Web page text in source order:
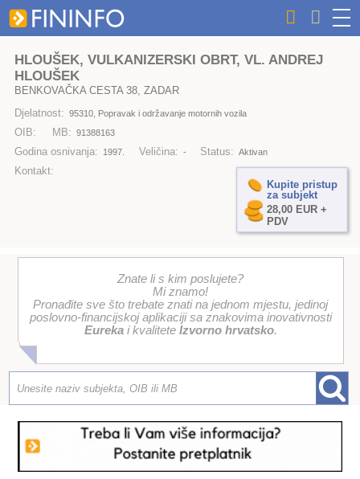
HLOUŠEK, VULKANIZERSKI OBRT, VL. ANDREJ
HLOUŠEK
BENKOVAČKA CESTA 38, ZADAR
Djelatnost: 95310, Popravak i održavanje motornih vozila
OIB: MB: 91388163
Godina osnivanja: 1997. Veličina: - Status: Aktivan
Kontakt:
Kupite pristup
za subjekt
28,00 EUR +
PDV
Znate li s kim poslujete?
Mi znamo!
Pronađite sve što trebate znati na jednom mjestu, jedinoj
poslovno-financijskoj aplikaciji sa znakovima inovativnosti
Eurekai kvalitete Izvorno hrvatsko.